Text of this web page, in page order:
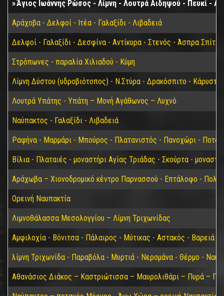
Άγιος Ιωάννης Ρώσος - Λίμνη - Λουτρά Αιδηψού - Πευκί -
Αράχοβα - Δελφοί - Ιτέα - Γαλαξίδι - Λιβαδειά
Δελφοί - Γαλαξίδι - Δεσφίνα - Αντίκυρα - Στενός - Άσπρα
Στρόπωνες - παραλία Χιλιαδού - Κύμη
Λίμνη Δύστου (υδροβιότοπος) - Ν.Στύρα - Δρακόσπιτο -
Λουτρά Υπάτης - Υπάτη – Μονή Αγάθωνος – Λυχνό
Ναύπακτος - Γαλαξίδι - Λιβαδειά
Ραφήνα - Μαρμάρι - Μπούρος - Πλατανιστός - Πανοχώρι -
Βίλια - Πλαταιές - μοναστήρι Αγίας Τριάδας - Σκούρτα -
Αράχωβα – Χιονοδρομικό κέντρο Παρνασσού - Επτάλοφο -
Ορεινή Ναυπακτία
Λιμνοθάλασσα Μεσολογγίου – Λίμνη Τριχωνίδας
Αμφιλοχία - Βόνιτσα - Πάλαιρος - Μύτικας - Αστακός - Βαρειά
λίμνη Τριχωνίδα - Παραβόλα - Μυρτιά - Νερομάνα - Θέρμο -
Αθανάσιος Διάκος – Καστριώτισσα – Μαυρολιθάρι – Πυρά –